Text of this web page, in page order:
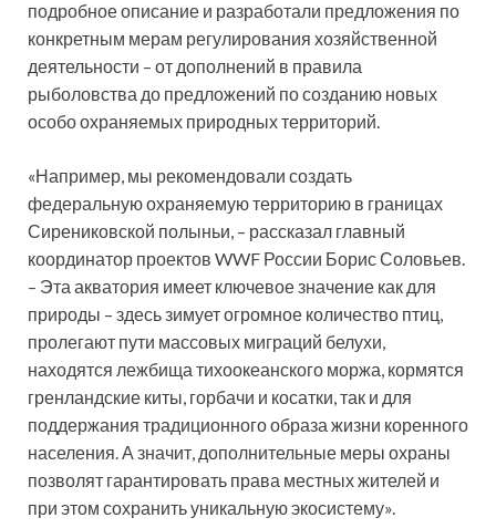
подробное описание и разработали предложения по
конкретным мерам регулирования хозяйственной
деятельности – от дополнений в правила
рыболовства до предложений по созданию новых
особо охраняемых природных территорий.
«Например, мы рекомендовали создать
федеральную охраняемую территорию в границах
Сирениковской полыньи, – рассказал главный
координатор проектов WWF России Борис Соловьев.
– Эта акватория имеет ключевое значение как для
природы – здесь зимует огромное количество птиц,
пролегают пути массовых миграций белухи,
находятся лежбища тихоокеанского моржа, кормятся
гренландские киты, горбачи и косатки, так и для
поддержания традиционного образа жизни коренного
населения. А значит, дополнительные меры охраны
позволят гарантировать права местных жителей и
при этом сохранить уникальную экосистему».